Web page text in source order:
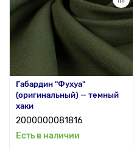
Габардин "Фухуа"
(оригинальный) — темный
хаки
2000000081816
Есть в наличии